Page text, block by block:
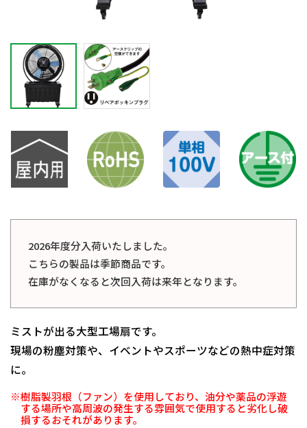
2026年度分入荷いたしました。
こちらの製品は季節商品です。
在庫がなくなると次回入荷は来年となります。
ミストが出る大型工場扇です。
現場の粉塵対策や、イベントやスポーツなどの熱中症対策
に。
※樹脂製羽根（ファン）を使用しており、油分や薬品の浮遊
する場所や高周波の発生する雰囲気で使用すると劣化し破
損するおそれがあります。